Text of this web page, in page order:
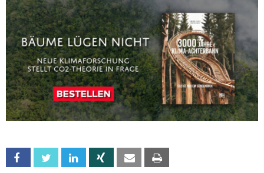
Facebook Twitter Linkedin Xing Email